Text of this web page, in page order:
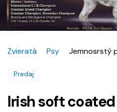
Zvieratá Psy Jemnosrstý
Predaj
Irish soft